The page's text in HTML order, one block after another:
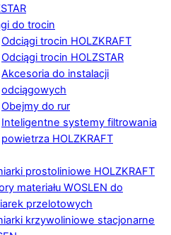
do trocin
Odciągi trocin HOLZKRAFT
Odciągi trocin HOLZSTAR
Akcesoria do instalacji
odciągowych
Obejmy do rur
Inteligentne systemy filtrowania
powietrza HOLZKRAFT
prostoliniowe HOLZKRAFT
materiału WOSLEN do
przelotowych
krzywoliniowe stacjonarne